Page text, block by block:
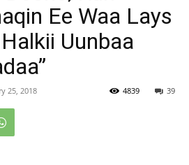
Ee Waa Lays
Uunbaa
25, 2018 39
4839